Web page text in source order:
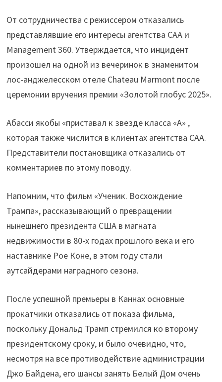
От сотрудничества с режиссером отказались
представлявшие его интересы агентства CAA и
Management 360. Утверждается, что инцидент
произошел на одной из вечеринок в знаменитом
лос-анджелесском отеле Chateau Marmont после
церемонии вручения премии «Золотой глобус 2025».
Абасси якобы «приставал к звезде класса «А» ,
которая также числится в клиентах агентства CAA.
Представители постановщика отказались от
комментариев по этому поводу.
Напомним, что фильм «Ученик. Восхождение
Трампа», рассказывающий о превращении
нынешнего президента США в магната
недвижимости в 80-х годах прошлого века и его
наставнике Рое Коне, в этом году стали
аутсайдерами наградного сезона.
После успешной премьеры в Каннах основные
прокатчики отказались от показа фильма,
поскольку Дональд Трамп стремился ко второму
президентскому сроку, и было очевидно, что,
несмотря на все противодействие администрации
Джо Байдена, его шансы занять Белый Дом очень